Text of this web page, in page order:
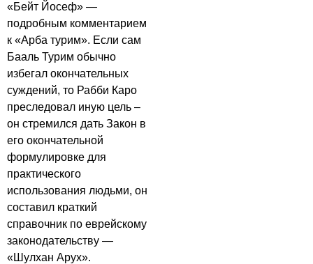
«Бейт Йосеф» —
подробным комментарием
к «Арба турим». Если сам
Бааль Турим обычно
избегал окончательных
суждений, то Рабби Каро
преследовал иную цель –
он стремился дать Закон в
его окончательной
формулировке для
практического
использования людьми, он
составил краткий
справочник по еврейскому
законодательству —
«Шулхан Арух».